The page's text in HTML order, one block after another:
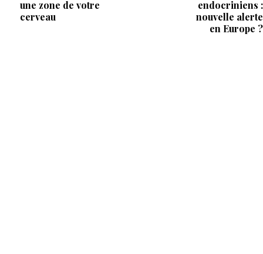
une zone de votre
cerveau
endocriniens :
nouvelle alerte
en Europe ?